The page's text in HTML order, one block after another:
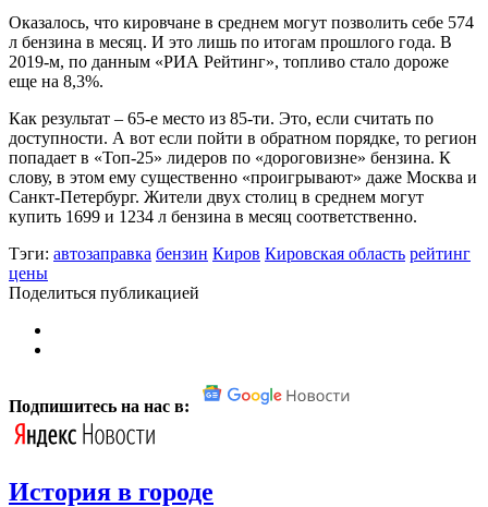
Оказалось, что кировчане в среднем могут позволить себе 574
л бензина в месяц. И это лишь по итогам прошлого года. В
2019-м, по данным «РИА Рейтинг», топливо стало дороже
еще на 8,3%.
Как результат – 65-е место из 85-ти. Это, если считать по
доступности. А вот если пойти в обратном порядке, то регион
попадает в «Топ-25» лидеров по «дороговизне» бензина. К
слову, в этом ему существенно «проигрывают» даже Москва и
Санкт-Петербург. Жители двух столиц в среднем могут
купить 1699 и 1234 л бензина в месяц соответственно.
Тэги: автозаправка бензин Киров Кировская область рейтинг
цены
Поделиться публикацией
Подпишитесь на нас в:
История в городе